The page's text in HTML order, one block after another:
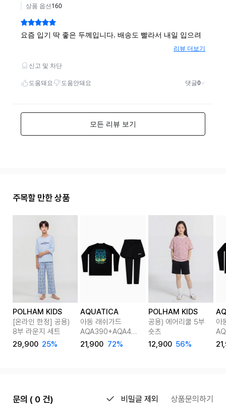
주목할 만한 상품
POLHAM KIDS
[온라인 한정] 공용)
8부 라운지 세트
29,900 25%
AQUATICA
아동 래쉬가드
AQA390+AQA421
반바지워터레깅스
only one
21,900 72%
POLHAM KIDS
공용) 에어리쿨 5부
숏츠
12,900 56%
아
반
문의 ( 0 건) 비밀글 제외 상품문의하기